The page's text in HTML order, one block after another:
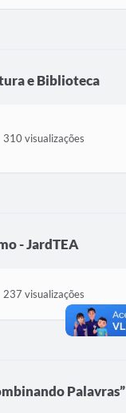
e Biblioteca
310 visualizações
- JardTEA
237 visualizações
Palavras”